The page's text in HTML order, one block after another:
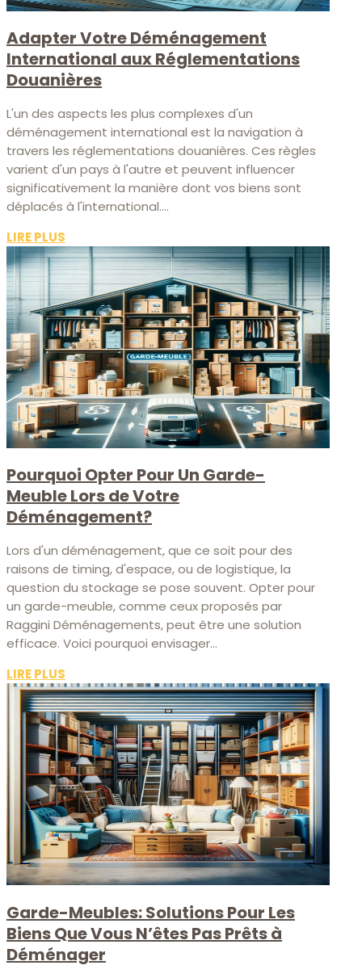
Adapter Votre Déménagement
International aux Réglementations
Douanières
L'un des aspects les plus complexes d'un
déménagement international est la navigation à
travers les réglementations douanières. Ces règles
varient d'un pays à l'autre et peuvent influencer
significativement la manière dont vos biens sont
déplacés à l'international....
LIRE PLUS
Pourquoi Opter Pour Un Garde-
Meuble Lors de Votre
Déménagement?
Lors d'un déménagement, que ce soit pour des
raisons de timing, d'espace, ou de logistique, la
question du stockage se pose souvent. Opter pour
un garde-meuble, comme ceux proposés par
Raggini Déménagements, peut être une solution
efficace. Voici pourquoi envisager...
LIRE PLUS
Garde-Meubles: Solutions Pour Les
Biens Que Vous N’êtes Pas Prêts à
Déménager